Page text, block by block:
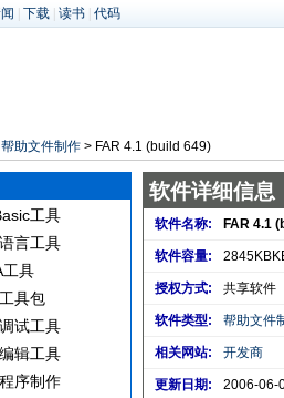
下载 读书 代码
帮助文件制作 > FAR 4.1 (build 649)
工具
言工具
工具
具包
试工具
辑工具
序制作
软件详细信息
软件名称: FAR 4.1
软件容量:
授权方式: 共享软件
软件类型: 帮助文件
相关网站: 开发商
更新日期: 2006-06-